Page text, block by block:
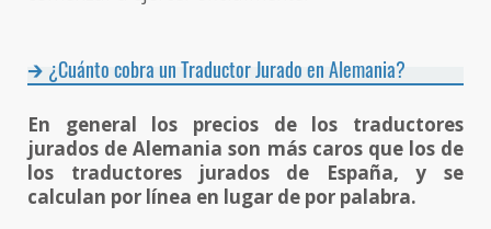
¿Cuánto cobra un Traductor Jurado en Alemania?
En general los precios de los traductores
jurados de Alemania son más caros que los de
los traductores jurados de España, y se
calculan por línea en lugar de por palabra.